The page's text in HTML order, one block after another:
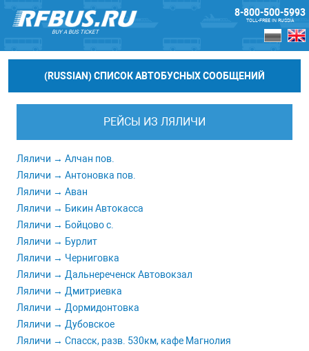
BUY A BUS TICKET
8-800-500-5993
TOLL-FREE IN RUSSIA
(RUSSIAN) СПИСОК АВТОБУСНЫХ СООБЩЕНИЙ
РЕЙСЫ ИЗ ЛЯЛИЧИ
Ляличи → Алчан пов.
Ляличи → Антоновка пов.
Ляличи → Аван
Ляличи → Бикин Автокасса
Ляличи → Бойцово с.
Ляличи → Бурлит
Ляличи → Черниговка
Ляличи → Дальнереченск Автовокзал
Ляличи → Дмитриевка
Ляличи → Дормидонтовка
Ляличи → Дубовское
Ляличи → Спасск, разв. 530км, кафе Магнолия